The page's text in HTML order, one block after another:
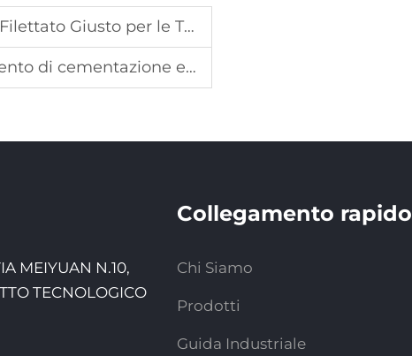
le Tue Esigenze di Perforazione
di indurimento superficiale per aste perforatrici roccia
MEIYUAN N.10,
TECNOLOGICO
Collegamento rapido
Chi Siamo
Prodotti
Guida Industriale